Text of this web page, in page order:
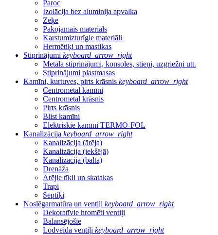
Paroc
Izolācija bez aluminija apvalka
Zeķe
Pakojamais materiāls
Karstumizturīgie materiāli
Hermētiķi un mastikas
Stiprinājumi keyboard_arrow_right
Metāla stiprinājumi, konsoles, stieņi, uzgriežņi utt.
Stiprinājumi plastmasas
Kamīni, kurtuves, pirts krāsnis keyboard_arrow_right
Centrometal kamīni
Centrometal krāsnis
Pirts krāsnis
Blist kamīni
Elektriskie kamīni TERMO-FOL
Kanalizācija keyboard_arrow_right
Kanalizācija (ārēja)
Kanalizācija (iekšējā)
Kanalizācija (baltā)
Drenāža
Ārējie tīkli un skatakas
Trapi
Septiķi
Noslēgarmatūra un ventiļi keyboard_arrow_right
Dekoratīvie hromēti ventiļi
Balansējošie
Lodveida ventiļi keyboard_arrow_right